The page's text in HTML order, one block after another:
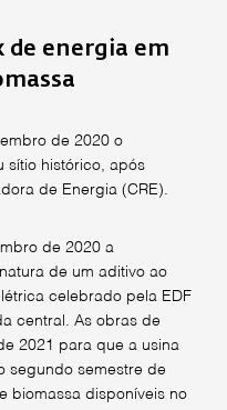
de energia em
de 2020 o
sítio histórico, após
de Energia (CRE).
de 2020 a
de um aditivo ao
celebrado pela EDF
central. As obras de
2021 para que a usina
segundo semestre de
biomassa disponíveis no